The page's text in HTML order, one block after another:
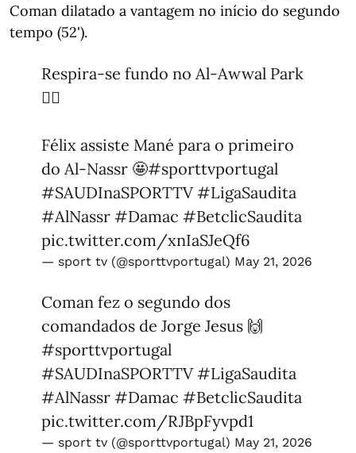
Coman dilatado a vantagem no início do segundo
tempo (52').
Respira-se fundo no Al-Awwal Park
😮‍💨
Félix assiste Mané para o primeiro
do Al-Nassr 🤩#sporttvportugal
#SAUDInaSPORTTV #LigaSaudita
#AlNassr #Damac #BetclicSaudita
pic.twitter.com/xnIaSJeQf6
— sport tv (@sporttvportugal) May 21, 2026
Coman fez o segundo dos
comandados de Jorge Jesus 🙌
#sporttvportugal
#SAUDInaSPORTTV #LigaSaudita
#AlNassr #Damac #BetclicSaudita
pic.twitter.com/RJBpFyvpd1
— sport tv (@sporttvportugal) May 21, 2026